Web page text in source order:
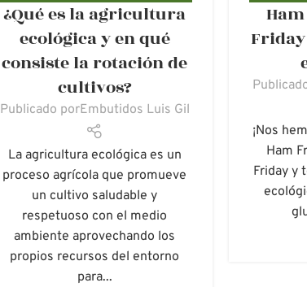
MEDIO AMBIENTE
¿Qué es la agricultura
ecológica y en qué
consiste la rotación de
cultivos?
Publicado porEmbutidos Luis Gil
La agricultura ecológica es un
proceso agrícola que promueve
un cultivo saludable y
respetuoso con el medio
ambiente aprovechando los
propios recursos del entorno
para...
¡Nos
Ham
Friday y